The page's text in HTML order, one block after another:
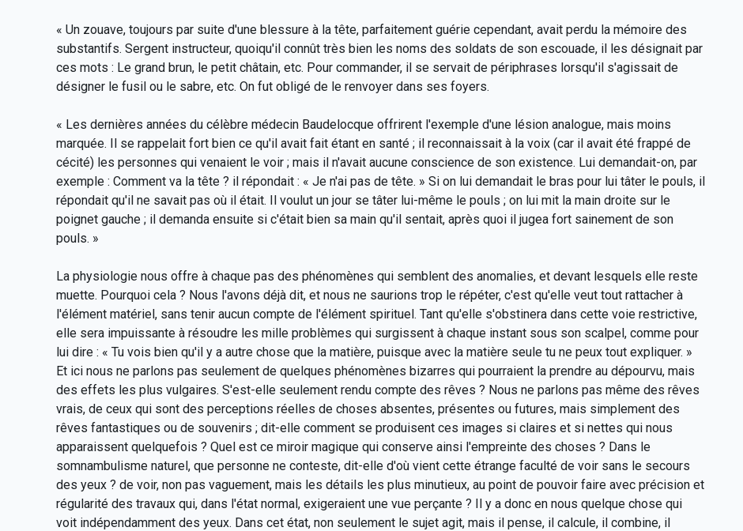
« Un zouave, toujours par suite d'une blessure à la tête, parfaitement guérie cependant, avait perdu la mémoire des
substantifs. Sergent instructeur, quoiqu'il connût très bien les noms des soldats de son escouade, il les désignait par
ces mots : Le grand brun, le petit châtain, etc. Pour commander, il se servait de périphrases lorsqu'il s'agissait de
désigner le fusil ou le sabre, etc. On fut obligé de le renvoyer dans ses foyers.
« Les dernières années du célèbre médecin Baudelocque offrirent l'exemple d'une lésion analogue, mais moins
marquée. Il se rappelait fort bien ce qu'il avait fait étant en santé ; il reconnaissait à la voix (car il avait été frappé de
cécité) les personnes qui venaient le voir ; mais il n'avait aucune conscience de son existence. Lui demandait-on, par
exemple : Comment va la tête ? il répondait : « Je n'ai pas de tête. » Si on lui demandait le bras pour lui tâter le pouls, il
répondait qu'il ne savait pas où il était. Il voulut un jour se tâter lui-même le pouls ; on lui mit la main droite sur le
poignet gauche ; il demanda ensuite si c'était bien sa main qu'il sentait, après quoi il jugea fort sainement de son
pouls. »
La physiologie nous offre à chaque pas des phénomènes qui semblent des anomalies, et devant lesquels elle reste
muette. Pourquoi cela ? Nous l'avons déjà dit, et nous ne saurions trop le répéter, c'est qu'elle veut tout rattacher à
l'élément matériel, sans tenir aucun compte de l'élément spirituel. Tant qu'elle s'obstinera dans cette voie restrictive,
elle sera impuissante à résoudre les mille problèmes qui surgissent à chaque instant sous son scalpel, comme pour
lui dire : « Tu vois bien qu'il y a autre chose que la matière, puisque avec la matière seule tu ne peux tout expliquer. »
Et ici nous ne parlons pas seulement de quelques phénomènes bizarres qui pourraient la prendre au dépourvu, mais
des effets les plus vulgaires. S'est-elle seulement rendu compte des rêves ? Nous ne parlons pas même des rêves
vrais, de ceux qui sont des perceptions réelles de choses absentes, présentes ou futures, mais simplement des
rêves fantastiques ou de souvenirs ; dit-elle comment se produisent ces images si claires et si nettes qui nous
apparaissent quelquefois ? Quel est ce miroir magique qui conserve ainsi l'empreinte des choses ? Dans le
somnambulisme naturel, que personne ne conteste, dit-elle d'où vient cette étrange faculté de voir sans le secours
des yeux ? de voir, non pas vaguement, mais les détails les plus minutieux, au point de pouvoir faire avec précision et
régularité des travaux qui, dans l'état normal, exigeraient une vue perçante ? Il y a donc en nous quelque chose qui
voit indépendamment des yeux. Dans cet état, non seulement le sujet agit, mais il pense, il calcule, il combine, il